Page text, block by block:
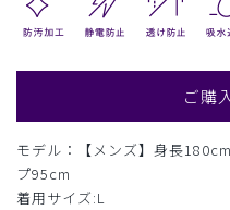
ご購
モデル：【メンズ】身長
プ95cm
着用サイズ:L